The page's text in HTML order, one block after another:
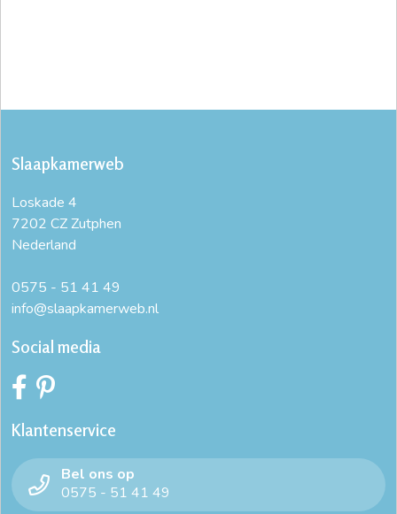
Slaapkamerweb
Loskade 4
7202 CZ Zutphen
Nederland
0575 - 51 41 49
info@slaapkamerweb.nl
Social media
Klantenservice
Bel ons op
0575 - 51 41 49